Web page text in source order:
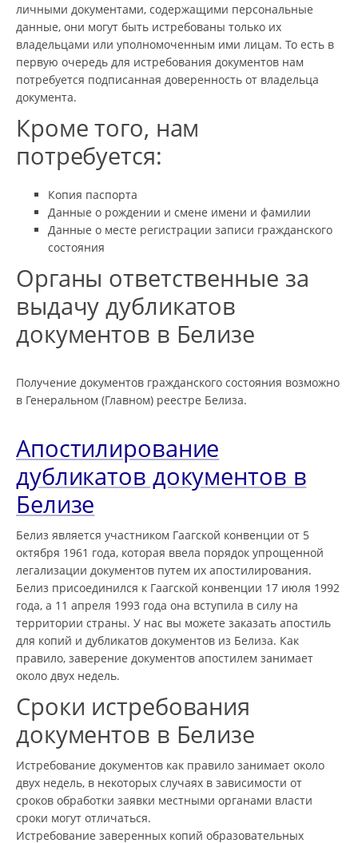
личными документами, содержащими персональные
данные, они могут быть истребованы только их
владельцами или уполномоченным ими лицам. То есть в
первую очередь для истребования документов нам
потребуется подписанная доверенность от владельца
документа.
Кроме того, нам
потребуется:
Копия паспорта
Данные о рождении и смене имени и фамилии
Данные о месте регистрации записи гражданского
состояния
Органы ответственные за
выдачу дубликатов
документов в Белизе
Получение документов гражданского состояния возможно
в Генеральном (Главном) реестре Белиза.
Апостилирование
дубликатов документов в
Белизе
Белиз является участником Гаагской конвенции от 5
октября 1961 года, которая ввела порядок упрощенной
легализации документов путем их апостилирования.
Белиз присоединился к Гаагской конвенции 17 июля 1992
года, а 11 апреля 1993 года она вступила в силу на
территории страны. У нас вы можете заказать апостиль
для копий и дубликатов документов из Белиза. Как
правило, заверение документов апостилем занимает
около двух недель.
Сроки истребования
документов в Белизе
Истребование документов как правило занимает около
двух недель, в некоторых случаях в зависимости от
сроков обработки заявки местными органами власти
сроки могут отличаться.
Истребование заверенных копий образовательных